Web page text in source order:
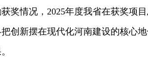
情况，2025年度我省在获奖项
创新摆在现代化河南建设的核心